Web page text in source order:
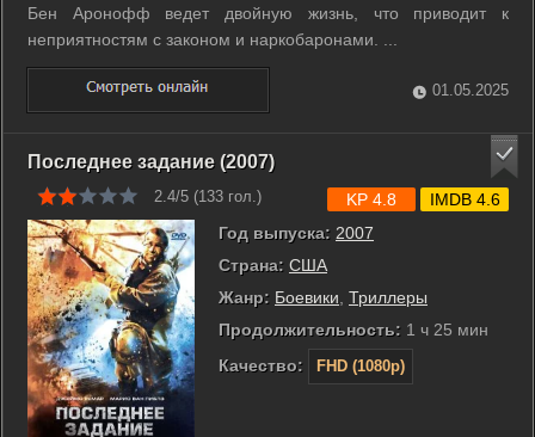
Бен Аронофф ведет двойную жизнь, что приводит к
неприятностям с законом и наркобаронами. ...
01.05.2025
Последнее задание (2007)
2.4/5 (133 гол.)
Год выпуска: 2007
Страна: США
Жанр: Боевики Триллеры
Продолжительность: 1 ч 25 мин
Качество:
FHD (1080p)
KP 4.8 IMDB 4.6